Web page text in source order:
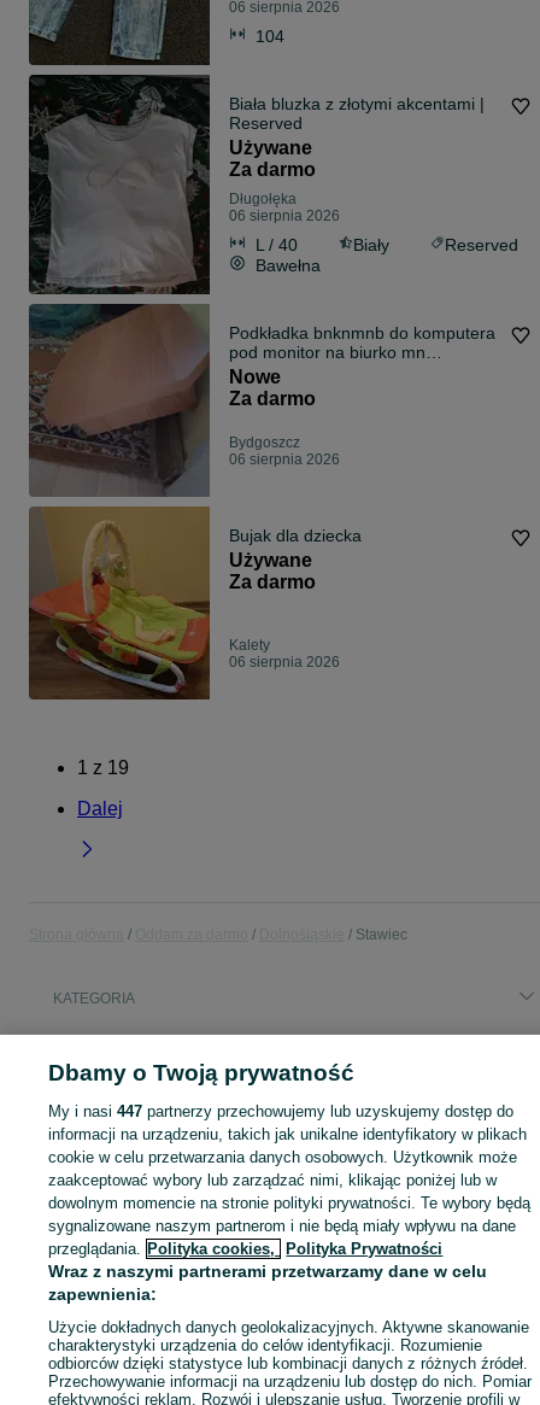
06 sierpnia 2026
104
Biała bluzka z złotymi akcentami |
Reserved
Używane
Za darmo
Długołęka
06 sierpnia 2026
L / 40 Biały
Reserved
Bawełna
Podkładka bnknmnb do komputera
pod monitor na biurko mn
nnastawka biur
Nowe
Za darmo
Bydgoszcz
06 sierpnia 2026
Bujak dla dziecka
Używane
Za darmo
Kalety
06 sierpnia 2026
1 z 19
Dalej
Stawiec
KATEGORIA
Mapa kategorii
Mapa miejscowości
Mapa ministron
Popularne wyszukiwania
Dbamy o Twoją prywatność
My i nasi447 partnerzy przechowujemy lub uzyskujemy dostęp do
informacji na urządzeniu, takich jak unikalne identyfikatory w plikach
cookie w celu przetwarzania danych osobowych. Użytkownik może
zaakceptować wybory lub zarządzać nimi, klikając poniżej lub w
dowolnym momencie na stronie polityki prywatności. Te wybory będą
sygnalizowane naszym partnerom i nie będą miały wpływu na dane
przeglądania. Polityka cookies, Polityka Prywatności
Wraz z naszymi partnerami przetwarzamy dane w celu
zapewnienia:
Użycie dokładnych danych geolokalizacyjnych. Aktywne skanowanie
charakterystyki urządzenia do celów identyfikacji. Rozumienie
odbiorców dzięki statystyce lub kombinacji danych z różnych źródeł.
Przechowywanie informacji na urządzeniu lub dostęp do nich. Pomiar
efektywności reklam. Rozwój i ulepszanie usług. Tworzenie profili w